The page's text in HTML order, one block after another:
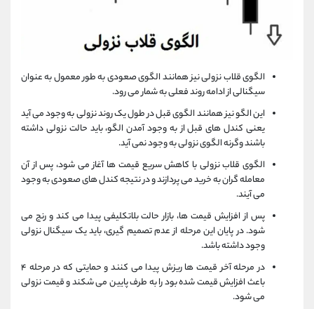
الگوی قلاب نزولی نیز همانند الگوی صعودی به طور معمول به عنوان
سیگنالی از ادامه روند فعلی به شمار می رود.
این الگو نیز همانند الگوی قبل در طول یک روند نزولی به وجود می آید
یعنی کندل های قبل از به وجود آمدن الگو، باید حالت نزولی داشته
باشند وگرنه الگوی نزولی به وجود نمی آید.
الگوی قلاب نزولی با کاهش سریع قیمت ها آغاز می شود، پس از آن
معامله گران به خرید می پردازند و در نتیجه کندل های صعودی به وجود
می آیند.
پس از افزایش قیمت‌ ها، بازار حالت بلاتکلیفی پیدا می ‌کند و رنج می
‌شود. در پایان این مرحله از عدم تصمیم گیری، باید یک سیگنال نزولی
وجود داشته باشد.
در مرحله آخر قیمت ‌ها ریزش پیدا می ‌کنند و حمایتی که در مرحله ۴
باعث افزایش قیمت شده بود را به طرف پایین می ‌شکند و قیمت نزولی
می شود.